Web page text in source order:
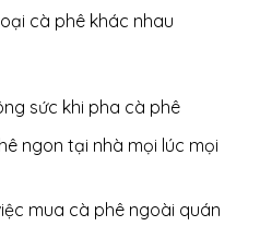
cà phê khác nhau
sức khi pha cà phê
ngon tại nhà mọi lúc mọi
mua cà phê ngoài quán